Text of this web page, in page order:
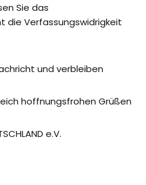
Sie das
die Verfassungswidrigkeit
und verbleiben
hoffnungsfrohen Grüßen
e.V.